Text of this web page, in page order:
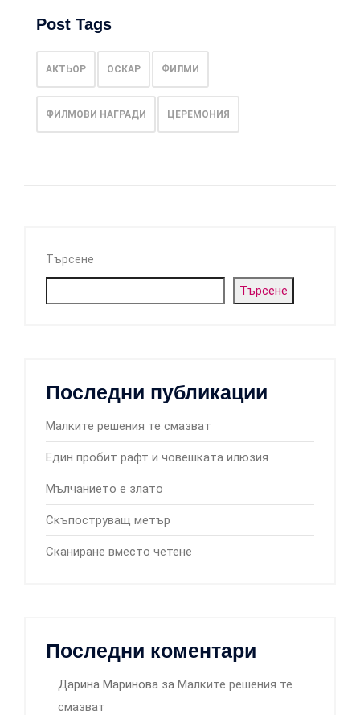
Post Tags
АКТЬОР ОСКАР ФИЛМИ
ФИЛМОВИ НАГРАДИ ЦЕРЕМОНИЯ
Търсене
Търсене
Последни публикации
Малките решения те смазват
Един пробит рафт и човешката илюзия
Мълчанието е злато
Скъпоструващ метър
Сканиране вместо четене
Последни коментари
Дарина Маринова за Малките решения те
смазват